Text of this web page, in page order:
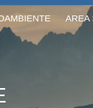
AREA